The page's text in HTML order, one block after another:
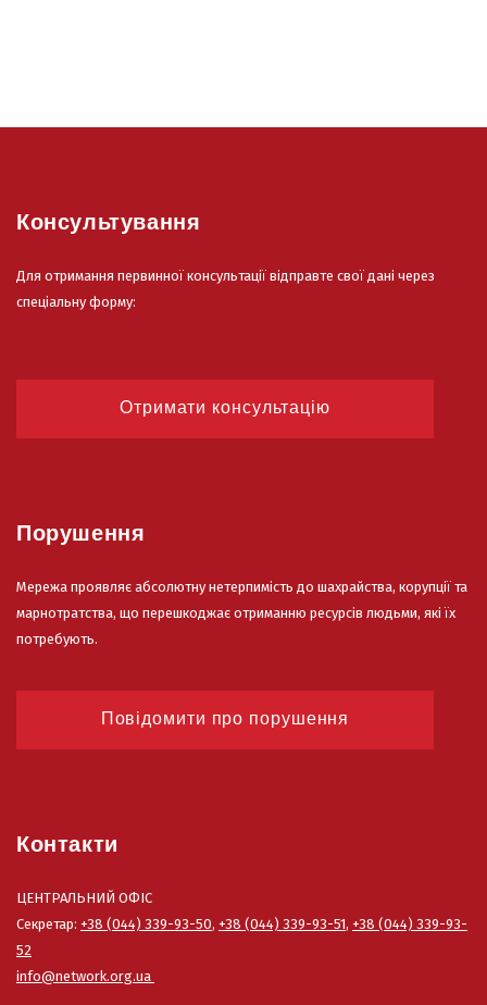
Консультування
Для отримання первинної консультації відправте свої дані через
спеціальну форму:
Отримати консультацію
Порушення
Мережа проявляє абсолютну нетерпимість до шахрайства, корупції та
марнотратства, що перешкоджає отриманню ресурсів людьми, які їх
потребують.
Повідомити про порушення
Контакти
ЦЕНТРАЛЬНИЙ ОФІС
Секретар: +38 (044) 339-93-50, +38 (044) 339-93-51, +38 (044) 339-93-
52
info@network.org.ua